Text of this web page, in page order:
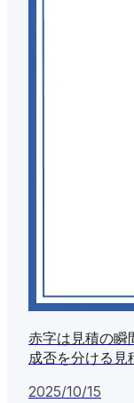
赤字は見積の瞬
成否を分ける見
2025/10/15